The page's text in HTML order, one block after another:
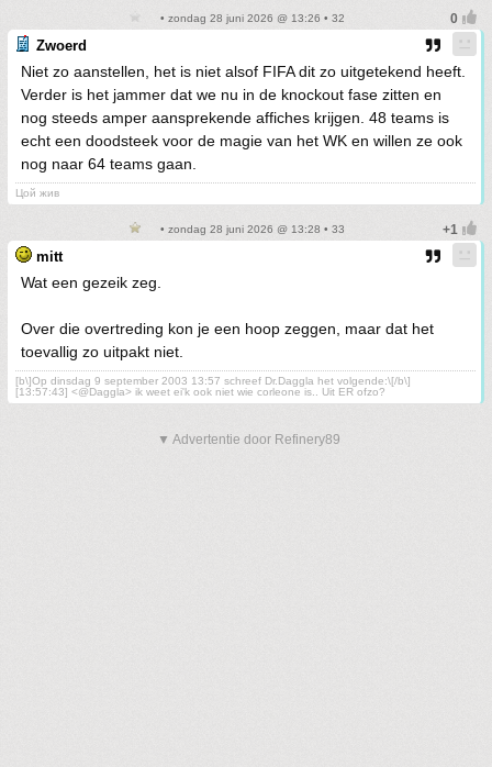
• zondag 28 juni 2026 @ 13:26 • 32
Zwoerd
Niet zo aanstellen, het is niet alsof FIFA dit zo uitgetekend heeft.
Verder is het jammer dat we nu in de knockout fase zitten en
nog steeds amper aansprekende affiches krijgen. 48 teams is
echt een doodsteek voor de magie van het WK en willen ze ook
nog naar 64 teams gaan.
Цой жив
• zondag 28 juni 2026 @ 13:28 • 33
mitt
Wat een gezeik zeg.
Over die overtreding kon je een hoop zeggen, maar dat het
toevallig zo uitpakt niet.
[b\]Op dinsdag 9 september 2003 13:57 schreef Dr.Daggla het volgende:\[/b\]
[13:57:43] <@Daggla> ik weet ei'k ook niet wie corleone is.. Uit ER ofzo?
▼ Advertentie door Refinery89